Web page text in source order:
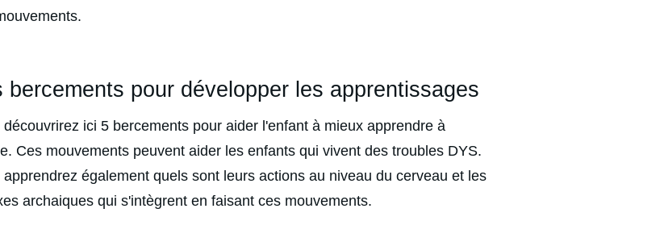
bercements pour développer les apprentissages
découvrirez ici 5 bercements pour aider l'enfant à mieux apprendre à
Ces mouvements peuvent aider les enfants qui vivent des troubles DYS.
apprendrez également quels sont leurs actions au niveau du cerveau et les
archaiques qui s'intègrent en faisant ces mouvements.